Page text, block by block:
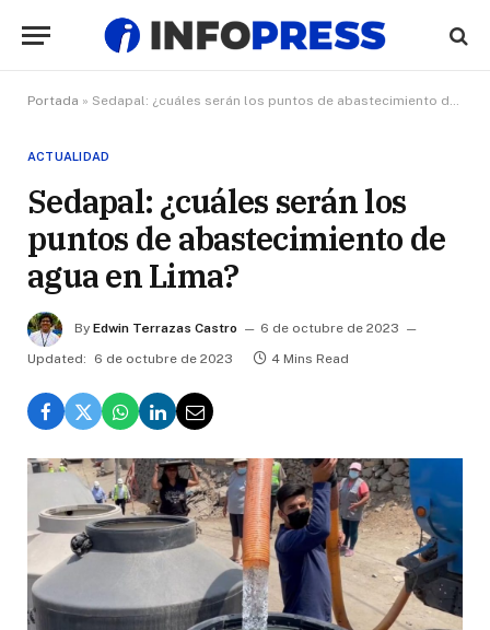
Portada » Sedapal: ¿cuáles serán los puntos de abastecimiento de agua en Lima?
ACTUALIDAD
Sedapal: ¿cuáles serán los
puntos de abastecimiento de
agua en Lima?
By Edwin Terrazas Castro
6 de octubre de 2023
Updated:
6 de octubre de 2023 4 Mins Read